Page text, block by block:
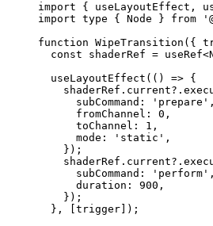
import { useLayoutEffect,
import type { Node } from '
function WipeTransition ( {
const shaderRef = useRef<
useLayoutEffect ( () => {
shaderRef . current?.
subCommand:
' prepare ' ,
fromChannel: 0 ,
toChannel: 1 ,
mode:
' static ' ,
});
shaderRef . current?.
subCommand:
' perform ' ,
duration: 900 ,
});
} ,
[trigger]);